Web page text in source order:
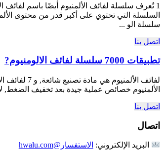
سلسلة الو ...
اتصل بنا
تطبيقات 7000 سلسلة لفائف الالومنيوم?
الألمنيوم خصائص عملية جيدة بعد تخفيف الضغط, لا تشوه أو تزييفه بعد المعالجة. هواوي
اتصل بنا
اتصال
البريد الإلكتروني: الاستفسار@hwalu.com